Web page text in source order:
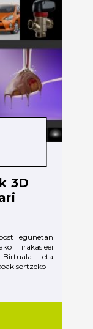
3D
egunetan
irakasleei
eta
sortzeko